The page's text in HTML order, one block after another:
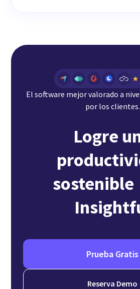
El software mejor valorado a
por los clientes.
Logre
Prueba Gratis
Reserva Demo